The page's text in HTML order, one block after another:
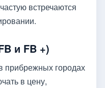
встречаются
и FB +)
прибрежных городах
в цену,